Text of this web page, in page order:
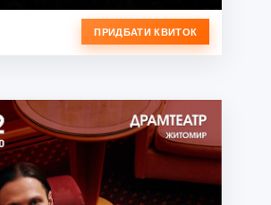
ПРИДБАТИ КВИТОК